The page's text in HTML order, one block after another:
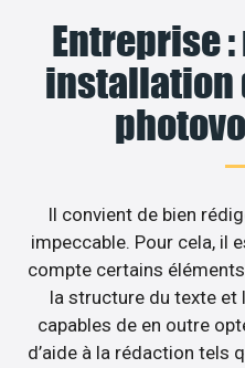
Entreprise
installation
Il convient de bien
impeccable. Pour cela, il
compte certains
la structure du texte et
capables de en outre
d’aide à la rédaction tels